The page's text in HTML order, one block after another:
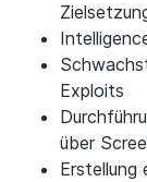
Exploits
über
Erstellung